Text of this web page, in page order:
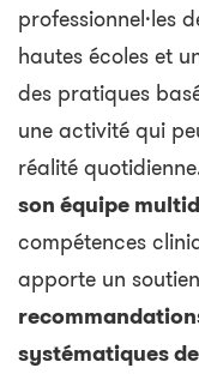
professionnel·les
hautes écoles et
des pratiques
une activité qui
réalité
son équipe
compétences
apporte un
systématiques